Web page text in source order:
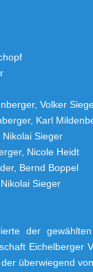
Volker
Karl
Sieger
Nicole Heidt
Bernd Boppel
Sieger
der
Eichelberger
überwiegend